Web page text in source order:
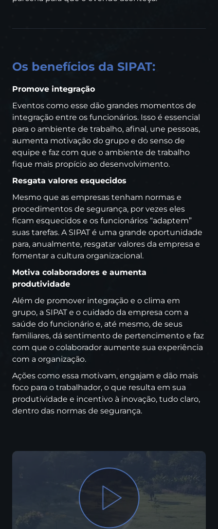
Os benefícios da SIPAT:
Promove integração
Eventos como esse dão grandes momentos de
integração entre os funcionários. Isso é essencial
para o ambiente de trabalho, afinal, une pessoas,
aumenta motivação do grupo e do senso de
equipe e faz com que o ambiente de trabalho
fique mais propício ao desenvolvimento.
Resgata valores esquecidos
Mesmo que as empresas tenham normas e
procedimentos de segurança, por vezes eles
ficam esquecidos e os funcionários “adaptem”
suas tarefas. A SIPAT é uma grande oportunidade
para, anualmente, resgatar valores da empresa e
fomentar a cultura organizacional.
Motiva colaboradores e aumenta
produtividade
Além de promover integração e o clima em
grupo, a SIPAT e o cuidado da empresa com a
saúde do funcionário e, até mesmo, de seus
familiares, dá sentimento de pertencimento e faz
com que o colaborador aumente sua experiência
com a organização.
Ações como essa motivam, engajam e dão mais
foco para o trabalhador, o que resulta em sua
produtividade e incentivo à inovação, tudo claro,
dentro das normas de segurança.